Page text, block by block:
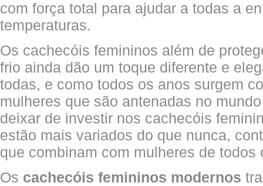
com força total para ajudar a todas a
temperaturas.
Os cachecóis femininos além de
frio ainda dão um toque diferente e
todas, e como todos os anos surgem
mulheres que são antenadas no
deixar de investir nos cachecóis
estão mais variados do que nunca,
que combinam com mulheres de todos
Os cachecóis femininos modernos